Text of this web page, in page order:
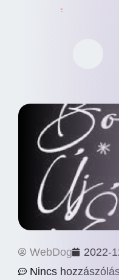
WebDog 2022-
Nincs